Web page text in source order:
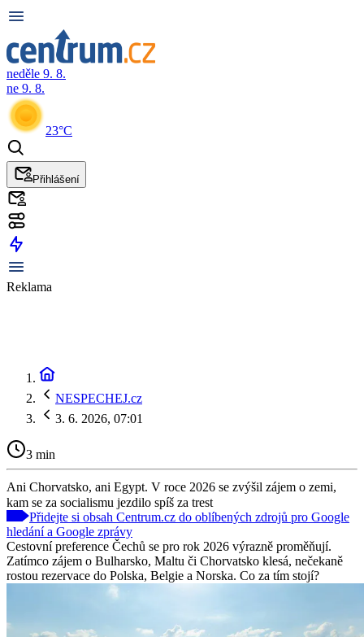
neděle 9. 8.
ne 9. 8.
23°C
Přihlášení
Reklama
NESPECHEJ.cz
3. 6. 2026, 07:01
3 min
Ani Chorvatsko, ani Egypt. V roce 2026 se zvýšil zájem o zemi,
kam se za socialismu jezdilo spíš za trest
Přidejte si obsah Centrum.cz do oblíbených zdrojů pro Google
hledání a Google zprávy
Cestovní preference Čechů se pro rok 2026 výrazně proměňují.
Zatímco zájem o Bulharsko, Maltu či Chorvatsko klesá, nečekaně
rostou rezervace do Polska, Belgie a Norska. Co za tím stojí?